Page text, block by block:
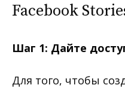
Facebook
Шаг 1: Дайте
Для того, чтобы